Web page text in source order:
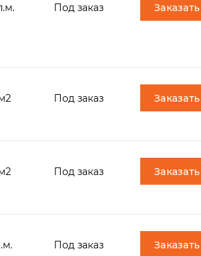
Под заказ Заказать
Под заказ Заказать
Под заказ Заказать
Под заказ Заказать